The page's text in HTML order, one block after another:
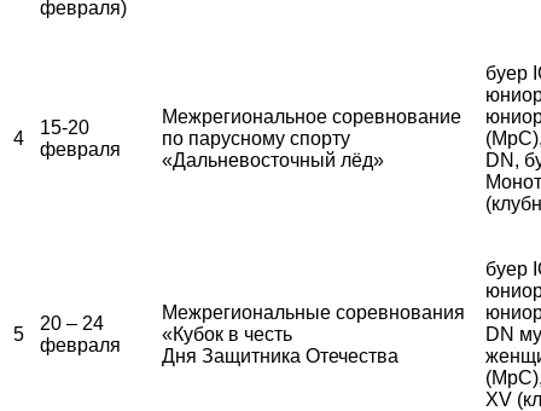
февраля)
4
15-20
февраля
Межрегиональное соревнование
по парусному спорту
«Дальневосточный лёд»
буер
DN,
5
20 – 24
февраля
Межрегиональные соревнования
«Кубок в честь
Дня Защитника Отечества
буер
DN
XV